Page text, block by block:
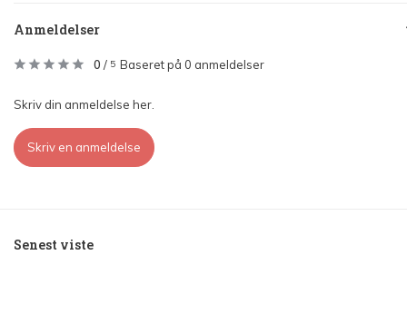
Anmeldelser
0 / 5 Baseret på 0 anmeldelser
Skriv din anmeldelse her.
Skriv en anmeldelse
Senest viste